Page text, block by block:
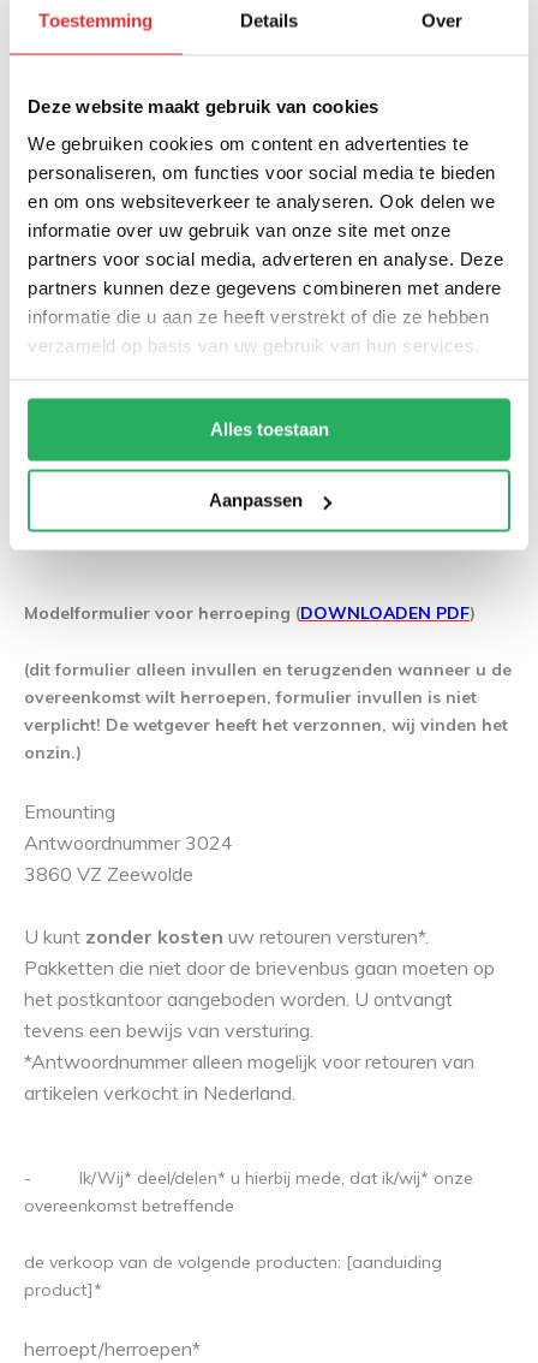
Toestemming Details Over
Deze website maakt gebruik van cookies
We gebruiken cookies om content en advertenties te
personaliseren, om functies voor social media te bieden
en om ons websiteverkeer te analyseren. Ook delen we
informatie over uw gebruik van onze site met onze
partners voor social media, adverteren en analyse. Deze
partners kunnen deze gegevens combineren met andere
informatie die u aan ze heeft verstrekt of die ze hebben
verzameld op basis van uw gebruik van hun services.
Alles toestaan
Aanpassen
Als de ondernemer de melding van herroeping door de
consument op elektronische wijze mogelijk maakt,
een ontvangstbevestiging.
De ondernemer vergoedt alle betalingen van de
consument, inclusief eventuele leveringskosten door de
ondernemer in rekening gebracht voor het
geretourneerde product, onverwijld doch binnen 30
dagen volgend op de dag waarop de consument hem
de herroeping meldt. Tenzij de ondernemer aanbiedt
het product zelf af te halen, mag hij wachten met
terugbetalen tot hij het product heeft ontvangen of tot
de consument aantoont dat hij het product heeft
betaalmiddel dat de consument heeft gebruikt, tenzij
de consument instemt met een andere methode. De
terugbetaling is kosteloos voor de consument.
Modelformulier voor herroeping (DOWNLOADEN PDF)
(dit formulier alleen invullen en terugzenden wanneer u de
overeenkomst wilt herroepen, formulier invullen is niet
verplicht! De wetgever heeft het verzonnen, wij vinden het
onzin.)
Emounting
Antwoordnummer 3024
3860 VZ Zeewolde
U kunt zonder kosten uw retouren versturen*.
Pakketten die niet door de brievenbus gaan moeten op
het postkantoor aangeboden worden. U ontvangt
tevens een bewijs van versturing.
*Antwoordnummer alleen mogelijk voor retouren van
artikelen verkocht in Nederland.
- Ik/Wij* deel/delen* u hierbij mede, dat ik/wij* onze
overeenkomst betreffende
de verkoop van de volgende producten: [aanduiding
product]*
herroept/herroepen*